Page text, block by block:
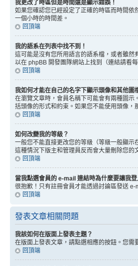
我更改了時區但是時間還是顯示錯誤！
如果您確認您已經設定了正確的時區而時間
一個小時的時間差。
回頂端
我的語系在列表中找不到！
這可能是沒有您所用語言的語系檔，或者雖
以在 phpBB 開發團隊網站上找到（連結請看
回頂端
我如何才能在自己的名字下顯示頭像和其他圖
在瀏覽文章時，會員名稱下可能會有兩種圖
括頭像的形式和約束。如果您不能使用頭像，
回頂端
如何改變我的等級？
一般您不能直接更改您的等級（等級一般顯
這種情況下版主和管理員反而會大量刪除您的
回頂端
當我點選會員的 e-mail 連結時為什麼要讓我登
很抱歉！只有註冊會員才能透過討論區發送
回頂端
發表文章相關問題
我該如何在版面上發表主題？
在版面上發表文章，請點選相應的按鈕。您
回頂端